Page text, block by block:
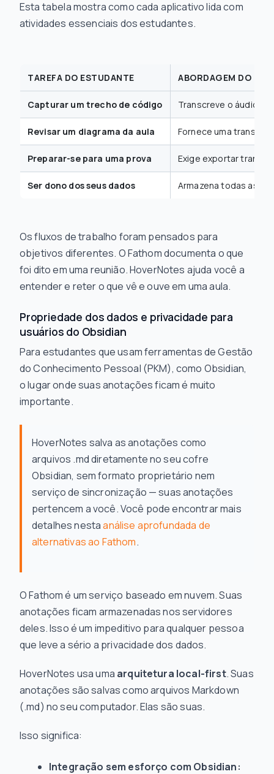
Esta tabela mostra como cada aplicativo lida com
atividades essenciais dos estudantes.
TAREFA DO ESTUDANTE ABORDAGEM DO
Capturar um trecho de código Transcreve o áudio,
Revisar um diagrama da aula Fornece uma
Preparar-se para uma prova Exige exportar
Ser dono dos seus dados Armazena todas as
Os fluxos de trabalho foram pensados para
objetivos diferentes. O Fathom documenta o que
foi dito em uma reunião. HoverNotes ajuda você a
entender e reter o que vê e ouve em uma aula.
Propriedade dos dados e privacidade para
usuários do Obsidian
Para estudantes que usam ferramentas de Gestão
do Conhecimento Pessoal (PKM), como Obsidian,
o lugar onde suas anotações ficam é muito
importante.
HoverNotes salva as anotações como
arquivos .md diretamente no seu cofre
Obsidian, sem formato proprietário nem
serviço de sincronização — suas anotações
pertencem a você. Você pode encontrar mais
detalhes nestaanálise aprofundada de
alternativas ao Fathom.
O Fathom é um serviço baseado em nuvem. Suas
anotações ficam armazenadas nos servidores
deles. Isso é um impeditivo para qualquer pessoa
que leve a sério a privacidade dos dados.
HoverNotes usa uma arquitetura local-first. Suas
anotações são salvas como arquivos Markdown
(.md) no seu computador. Elas são suas.
Isso significa:
Integração sem esforço com Obsidian: